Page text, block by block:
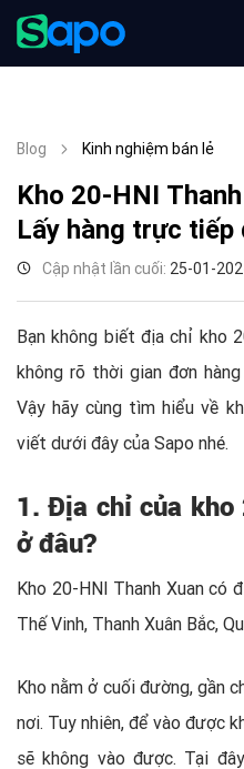
Blog Kinh nghiệm bán lẻ
Kho 20-HNI
Lấy hàng trực tiếp
Cập nhật lần cuối: 25-01-
Bạn không biết địa chỉ kho
không rõ thời gian đơn
Vậy hãy cùng tìm hiểu về
viết dưới đây của Sapo nhé.
1. Địa chỉ của kho
ở đâu?
Kho 20-HNI Thanh Xuan có
Thế Vinh, Thanh Xuân Bắc,
Kho nằm ở cuối đường, gần
nơi. Tuy nhiên, để vào được
sẽ không vào được. Tại